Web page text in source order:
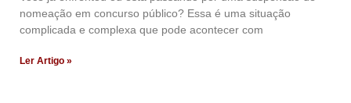
nomeação em concurso público? Essa é uma situação
complicada e complexa que pode acontecer com
Ler Artigo »